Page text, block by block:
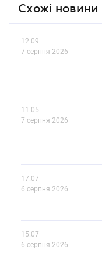
Схожі новини
12.09
7 серпня 2026
11.05
7 серпня 2026
17.07
6 серпня 2026
15.07
6 серпня 2026